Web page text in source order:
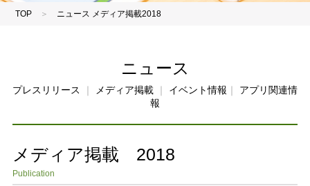
TOP ＞ ニュース メディア掲載2018
ニュース
プレスリリース メディア掲載 イベント情報
アプリ関連情
報
メディア掲載 2018
Publication